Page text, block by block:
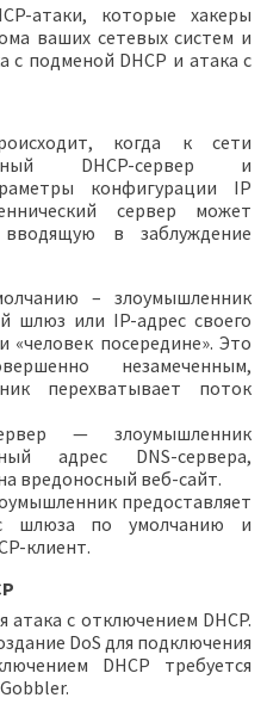
атаки, которые хакеры
ваших сетевых систем и
с подменой DHCP и атака с
когда к сети
DHCP-сервер и
конфигурации IP
сервер может
вводящую в заблуждение
– злоумышленник
шлюз или IP-адрес своего
«человек посередине». Это
незамеченным,
перехватывает поток
— злоумышленник
адрес DNS-сервера,
вредоносный веб-сайт.
предоставляет
шлюза по умолчанию и
клиент.
атака с отключением DHCP.
DoS для подключения
DHCP требуется